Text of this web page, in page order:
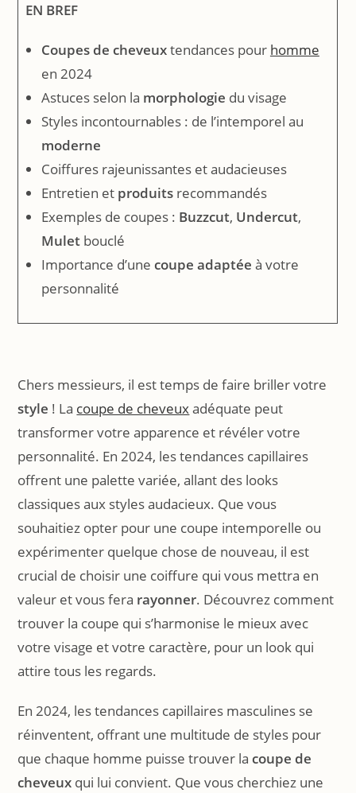
EN BREF
Coupes de cheveuxtendances pour homme
en 2024
Astuces selon la morphologie du visage
Styles incontournables : de l’intemporel au
moderne
Coiffures rajeunissantes et audacieuses
Entretien et produitsrecommandés
Exemples de coupes : Buzzcut, Undercut,
Muletbouclé
Importance d’une coupe adaptée à votre
personnalité
Chers messieurs, il est temps de faire briller votre
style ! La coupe de cheveuxadéquate peut
transformer votre apparence et révéler votre
personnalité. En 2024, les tendances capillaires
offrent une palette variée, allant des looks
classiques aux styles audacieux. Que vous
souhaitiez opter pour une coupe intemporelle ou
expérimenter quelque chose de nouveau, il est
crucial de choisir une coiffure qui vous mettra en
valeur et vous fera rayonner. Découvrez comment
trouver la coupe qui s’harmonise le mieux avec
votre visage et votre caractère, pour un look qui
attire tous les regards.
En 2024, les tendances capillaires masculines se
réinventent, offrant une multitude de styles pour
que chaque homme puisse trouver lacoupe de
cheveux qui lui convient. Que vous cherchiez une